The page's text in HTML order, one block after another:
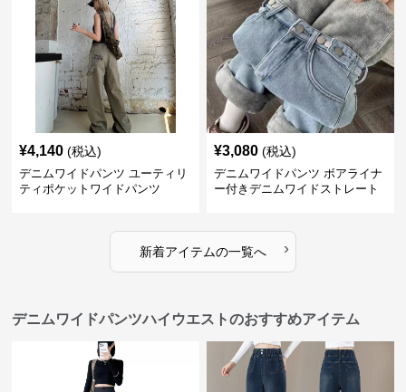
¥4,140 (税込)
デニムワイドパンツ ユーティリ
ティポケットワイドパンツ
¥3,080 (税込)
デニムワイドパンツ ボアライナ
ー付きデニムワイドストレート
新着アイテムの一覧へ ›
デニムワイドパンツハイウエストのおすすめアイテム